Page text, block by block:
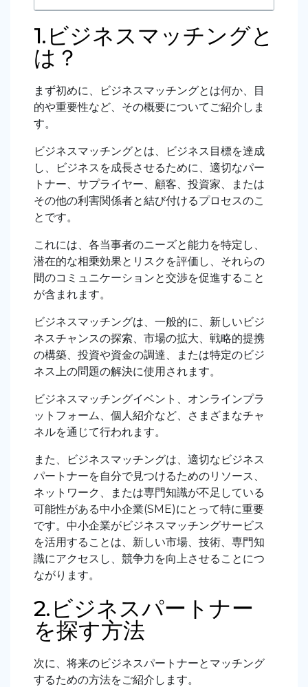
1.ビジネスマッチングと
は？
まず初めに、ビジネスマッチングとは何か、目
的や重要性など、その概要についてご紹介しま
す。
ビジネスマッチングとは、ビジネス目標を達成
し、ビジネスを成長させるために、適切なパー
トナー、サプライヤー、顧客、投資家、または
その他の利害関係者と結び付けるプロセスのこ
とです。
これには、各当事者のニーズと能力を特定し、
潜在的な相乗効果とリスクを評価し、それらの
間のコミュニケーションと交渉を促進すること
が含まれます。
ビジネスマッチングは、一般的に、新しいビジ
ネスチャンスの探索、市場の拡大、戦略的提携
の構築、投資や資金の調達、または特定のビジ
ネス上の問題の解決に使用されます。
ビジネスマッチングイベント、オンラインプラ
ットフォーム、個人紹介など、さまざまなチャ
ネルを通じて行われます。
また、ビジネスマッチングは、適切なビジネス
パートナーを自分で見つけるためのリソース、
ネットワーク、または専門知識が不足している
可能性がある中小企業(SME)にとって特に重要
です。中小企業がビジネスマッチングサービス
を活用することは、新しい市場、技術、専門知
識にアクセスし、競争力を向上させることにつ
ながります。
2.ビジネスパートナー
を探す方法
次に、将来のビジネスパートナーとマッチング
するための方法をご紹介します。